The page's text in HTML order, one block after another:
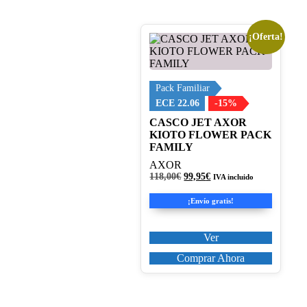
¡Oferta!
Pack Familiar
ECE 22.06
-15%
CASCO JET AXOR
KIOTO FLOWER PACK
FAMILY
AXOR
118,00€ El
original
era:
99,95€El
actual
es:
IVA incluido
¡Envío gratis!
Ver
Este
producto
tiene
variantes.
Las
opciones
se
pueden
elegir
en
la
producto
Comprar Ahora